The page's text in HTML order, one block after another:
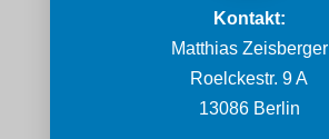
Kontakt:
Matthias Zeisberger
Roelckestr. 9 A
13086 Berlin